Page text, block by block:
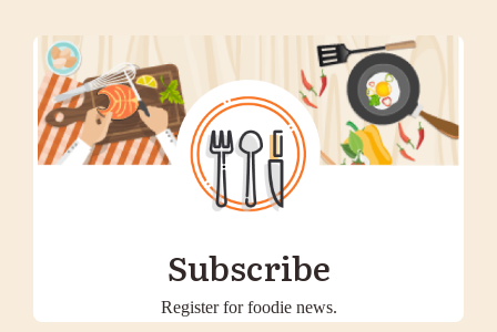
Subscribe
Register for foodie news.